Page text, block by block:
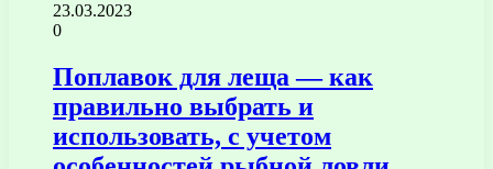
23.03.2023
0
Поплавок для леща — как
правильно выбрать и
использовать, с учетом